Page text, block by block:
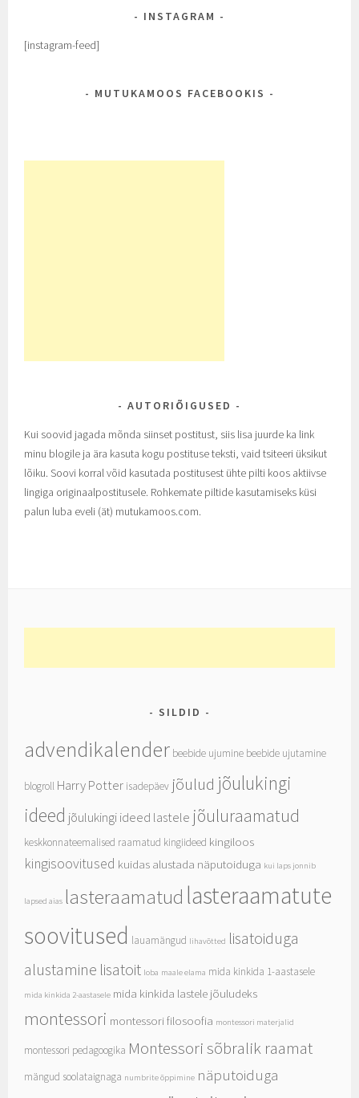
INSTAGRAM
[instagram-feed]
MUTUKAMOOS FACEBOOKIS
AUTORIÕIGUSED
Kui soovid jagada mõnda siinset postitust, siis lisa juurde ka link
minu blogile ja ära kasuta kogu postituse teksti, vaid tsiteeri üksikut
lõiku. Soovi korral võid kasutada postitusest ühte pilti koos aktiivse
lingiga originaalpostitusele. Rohkemate piltide kasutamiseks küsi
palun luba eveli (ät) mutukamoos.com.
SILDID
advendikalender beebide ujumine beebide ujutamine
blogroll Harry Potter isadepäev jõulud jõulukingi
ideed jõulukingi ideed lastele jõuluraamatud
keskkonnateemalised raamatud kingiideed kingiloos
kingisoovitused kuidas alustada näputoiduga kui laps jonnib
lapsed aias lasteraamatud lasteraamatute
soovitused lauamängud lihavõtted lisatoiduga
alustamine lisatoit loba maale elama mida kinkida 1-aastasele
mida kinkida 2-aastasele mida kinkida lastele jõuludeks
montessori montessori filosoofia montessori materjalid
montessori pedagoogika Montessori sõbralik raamat
mängud soolataignaga numbrite õppimine näputoiduga